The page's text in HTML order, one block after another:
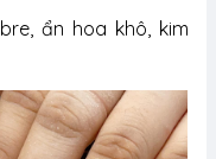
ẩn hoa khô, kim